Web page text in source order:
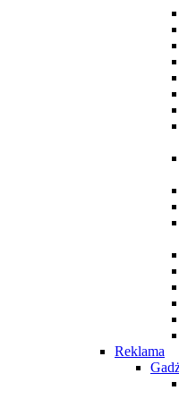
Reklama